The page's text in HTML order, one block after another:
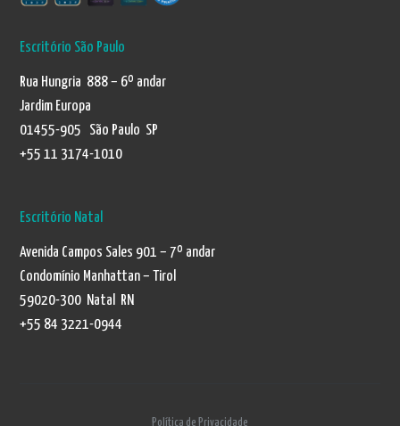
Escritório São Paulo
Rua Hungria 888 – 6º andar
Jardim Europa
01455-905 São Paulo SP
+55 11 3174-1010
Escritório Natal
Avenida Campos Sales 901 – 7º andar
Condomínio Manhattan – Tirol
59020-300 Natal RN
+55 84 3221-0944
Política de Privacidade